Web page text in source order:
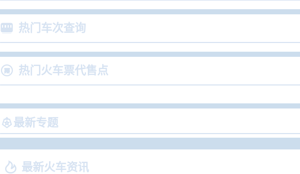
 热门车次查询
 热门火车票代售点
最新专题
 最新火车资讯